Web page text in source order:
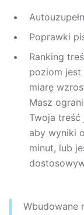
Poprawki
Ranking
poziom jest
miarę
Masz
Twoja treść
aby wyniki
minut, lub
Wbudowane